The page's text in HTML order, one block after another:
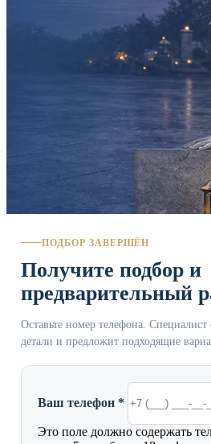
ПОДБОР ЗАВЕРШЁН
Получите подбор и
предварительный
Оставьте номер телефона.
детали и предложит подходящие
Ваш телефон *
Это поле должно содержать